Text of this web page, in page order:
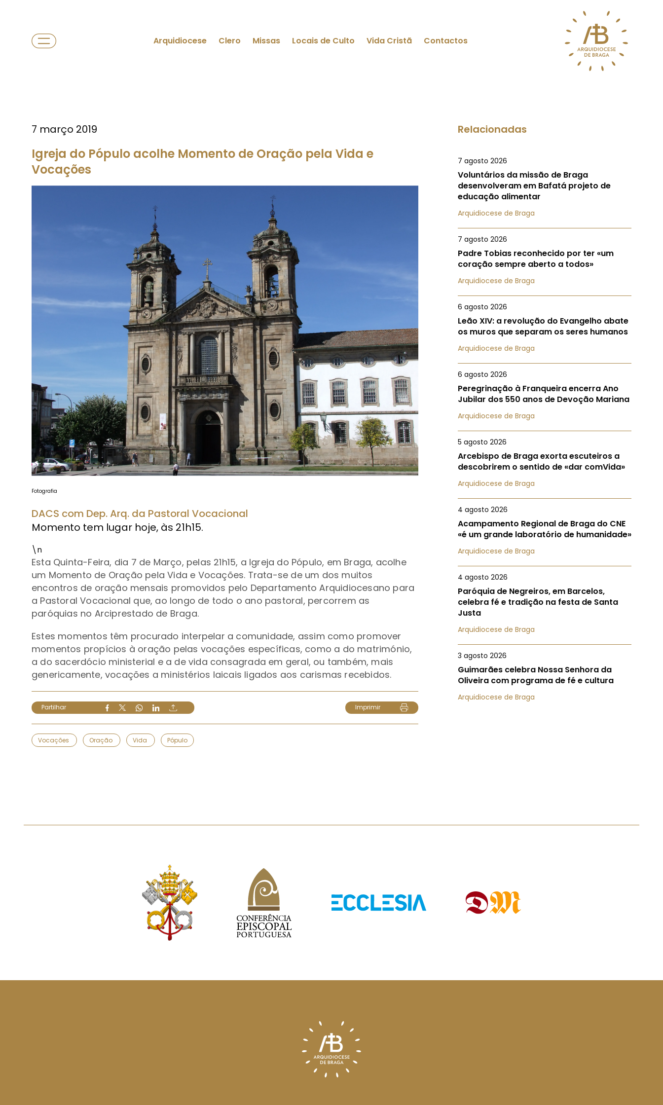
Arquidiocese Clero Missas Locais de Culto Vida Cristã Contactos
7 março 2019
Igreja do Pópulo acolhe Momento de Oração pela Vida e
Vocações
Fotografia
DACS com Dep. Arq. da Pastoral Vocacional
Momento tem lugar hoje, às 21h15.
\n
Esta Quinta-Feira, dia 7 de Março, pelas 21h15, a Igreja do Pópulo, em Braga, acolhe
um Momento de Oração pela Vida e Vocações. Trata-se de um dos muitos
encontros de oração mensais promovidos pelo Departamento Arquidiocesano para
a Pastoral Vocacional que, ao longo de todo o ano pastoral, percorrem as
paróquias no Arciprestado de Braga.
Estes momentos têm procurado interpelar a comunidade, assim como promover
momentos propícios à oração pelas vocações específicas, como a do matrimónio,
a do sacerdócio ministerial e a de vida consagrada em geral, ou também, mais
genericamente, vocações a ministérios laicais ligados aos carismas recebidos.
Partilhar Imprimir
Vocações Oração Vida Pópulo
Relacionadas
7 agosto 2026
Voluntários da missão de Braga
desenvolveram em Bafatá projeto de
educação alimentar
Arquidiocese de Braga
7 agosto 2026
Padre Tobias reconhecido por ter «um
coração sempre aberto a todos»
Arquidiocese de Braga
6 agosto 2026
Leão XIV: a revolução do Evangelho abate
os muros que separam os seres humanos
Arquidiocese de Braga
6 agosto 2026
Peregrinação à Franqueira encerra Ano
Jubilar dos 550 anos de Devoção Mariana
Arquidiocese de Braga
5 agosto 2026
Arcebispo de Braga exorta escuteiros a
descobrirem o sentido de «dar comVida»
Arquidiocese de Braga
4 agosto 2026
Acampamento Regional de Braga do CNE
«é um grande laboratório de humanidade»
Arquidiocese de Braga
4 agosto 2026
Paróquia de Negreiros, em Barcelos,
celebra fé e tradição na festa de Santa
Justa
Arquidiocese de Braga
3 agosto 2026
Guimarães celebra Nossa Senhora da
Oliveira com programa de fé e cultura
Arquidiocese de Braga